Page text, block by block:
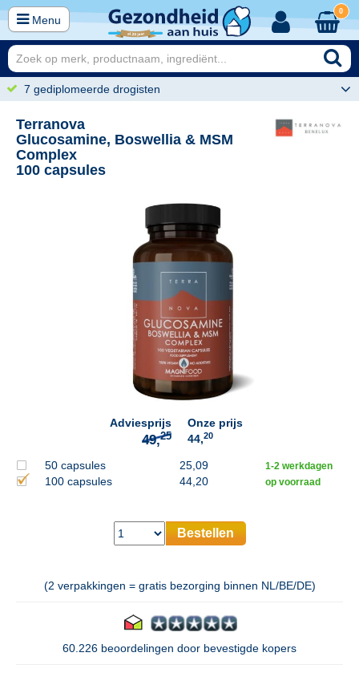
Menu
0
7 gediplomeerde drogisten
Terranova
Glucosamine, Boswellia & MSM
Complex
100 capsules
Adviesprijs
49,25
Onze prijs
44,20
50 capsules 25,09 1-2 werkdagen
100 capsules 44,20 op voorraad
Bestellen
(2 verpakkingen = gratis bezorging binnen NL/BE/DE)
60.226 beoordelingen door bevestigde kopers